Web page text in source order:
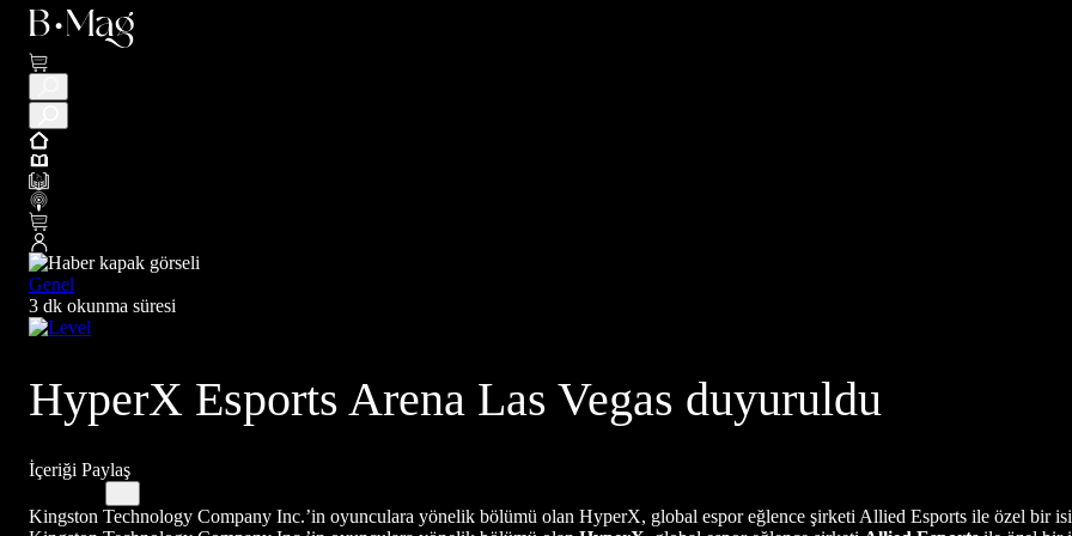
Genel
3 dk okunma süresi
HyperX Esports Arena Las Vegas duyuruldu
İçeriği Paylaş
Kingston Technology Company Inc.’in oyunculara yönelik bölümü olan HyperX, global espor eğlence şirketi Allied Esports ile özel bir